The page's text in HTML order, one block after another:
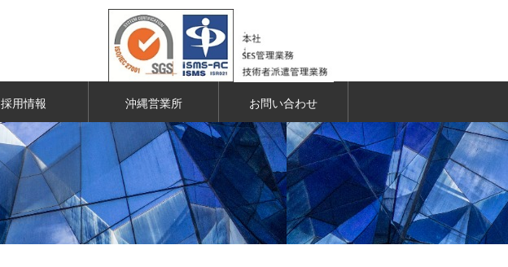
採用情報 沖縄営業所 お問い合わせ